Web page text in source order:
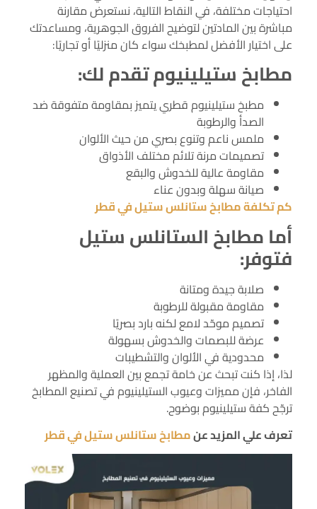
احتياجات مختلفة، في النقاط التالية، نستعرض مقارنة
مباشرة بين المادتين لتوضيح الفروق الجوهرية، ومساعدتك
على اختيار الأفضل لمطبخك سواء كان منزليًا أو تجاريًا:
مطابخ ستيلينيوم تقدم لك:
مطبخ ستيلينيوم قطري يتميز بمقاومة متفوقة ضد
الصدأ والرطوبة
ملمس ناعم وتنوع بصري من حيث الألوان
تصميمات مرنة تلائم مختلف الأذواق
مقاومة عالية للخدوش والبقع
صيانة سهلة وبدون عناء
كم تكلفة مطابخ ستانلس ستيل في قطر
أما مطابخ الستانلس ستيل
فتوفر:
صلابة جيدة ومتانة
مقاومة مقبولة للرطوبة
تصميم موحّد لامع لكنه بارد بصريًا
عرضة للبصمات والخدوش بسهولة
محدودية في الألوان والتشطيبات
لذا، إذا كنت تبحث عن خامة تجمع بين العملية والمظهر
الفاخر، فإن مميزات وعيوب الستيلينيوم في تصنيع المطابخ
ترجّح كفة ستيلينيوم بوضوح.
تعرف علي المزيد عنمطابخ ستانلس ستيل في قطر